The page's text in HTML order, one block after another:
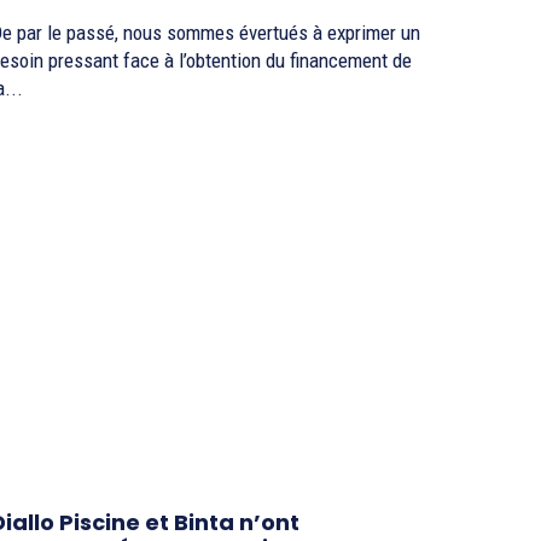
par le passé, nous sommes évertués à exprimer un
pressant face à l’obtention du financement de
Piscine et Binta n’ont